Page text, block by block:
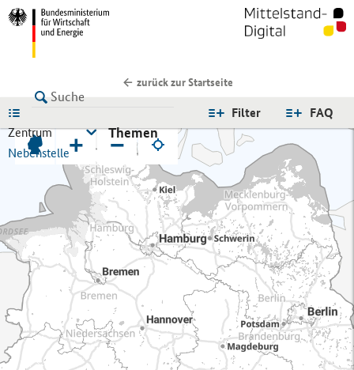
zurück zur Startseite
FAQ
Filter
Zentrum
Nebenstelle
Themen
+ −